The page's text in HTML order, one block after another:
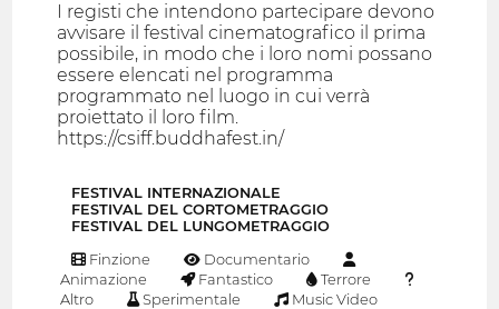
I registi che intendono partecipare devono
avvisare il festival cinematografico il prima
possibile, in modo che i loro nomi possano
essere elencati nel programma
programmato nel luogo in cui verrà
proiettato il loro film.
https://csiff.buddhafest.in/
FESTIVAL INTERNAZIONALE
FESTIVAL DEL CORTOMETRAGGIO
FESTIVAL DEL LUNGOMETRAGGIO
Finzione
Documentario
Animazione
Fantastico
Terrore
Altro
Sperimentale Music Video